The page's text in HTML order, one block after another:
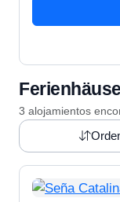
3 alojamientos